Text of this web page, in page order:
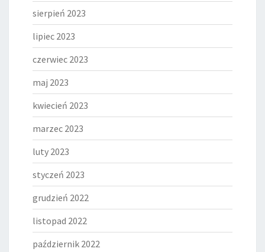
sierpień 2023
lipiec 2023
czerwiec 2023
maj 2023
kwiecień 2023
marzec 2023
luty 2023
styczeń 2023
grudzień 2022
listopad 2022
październik 2022